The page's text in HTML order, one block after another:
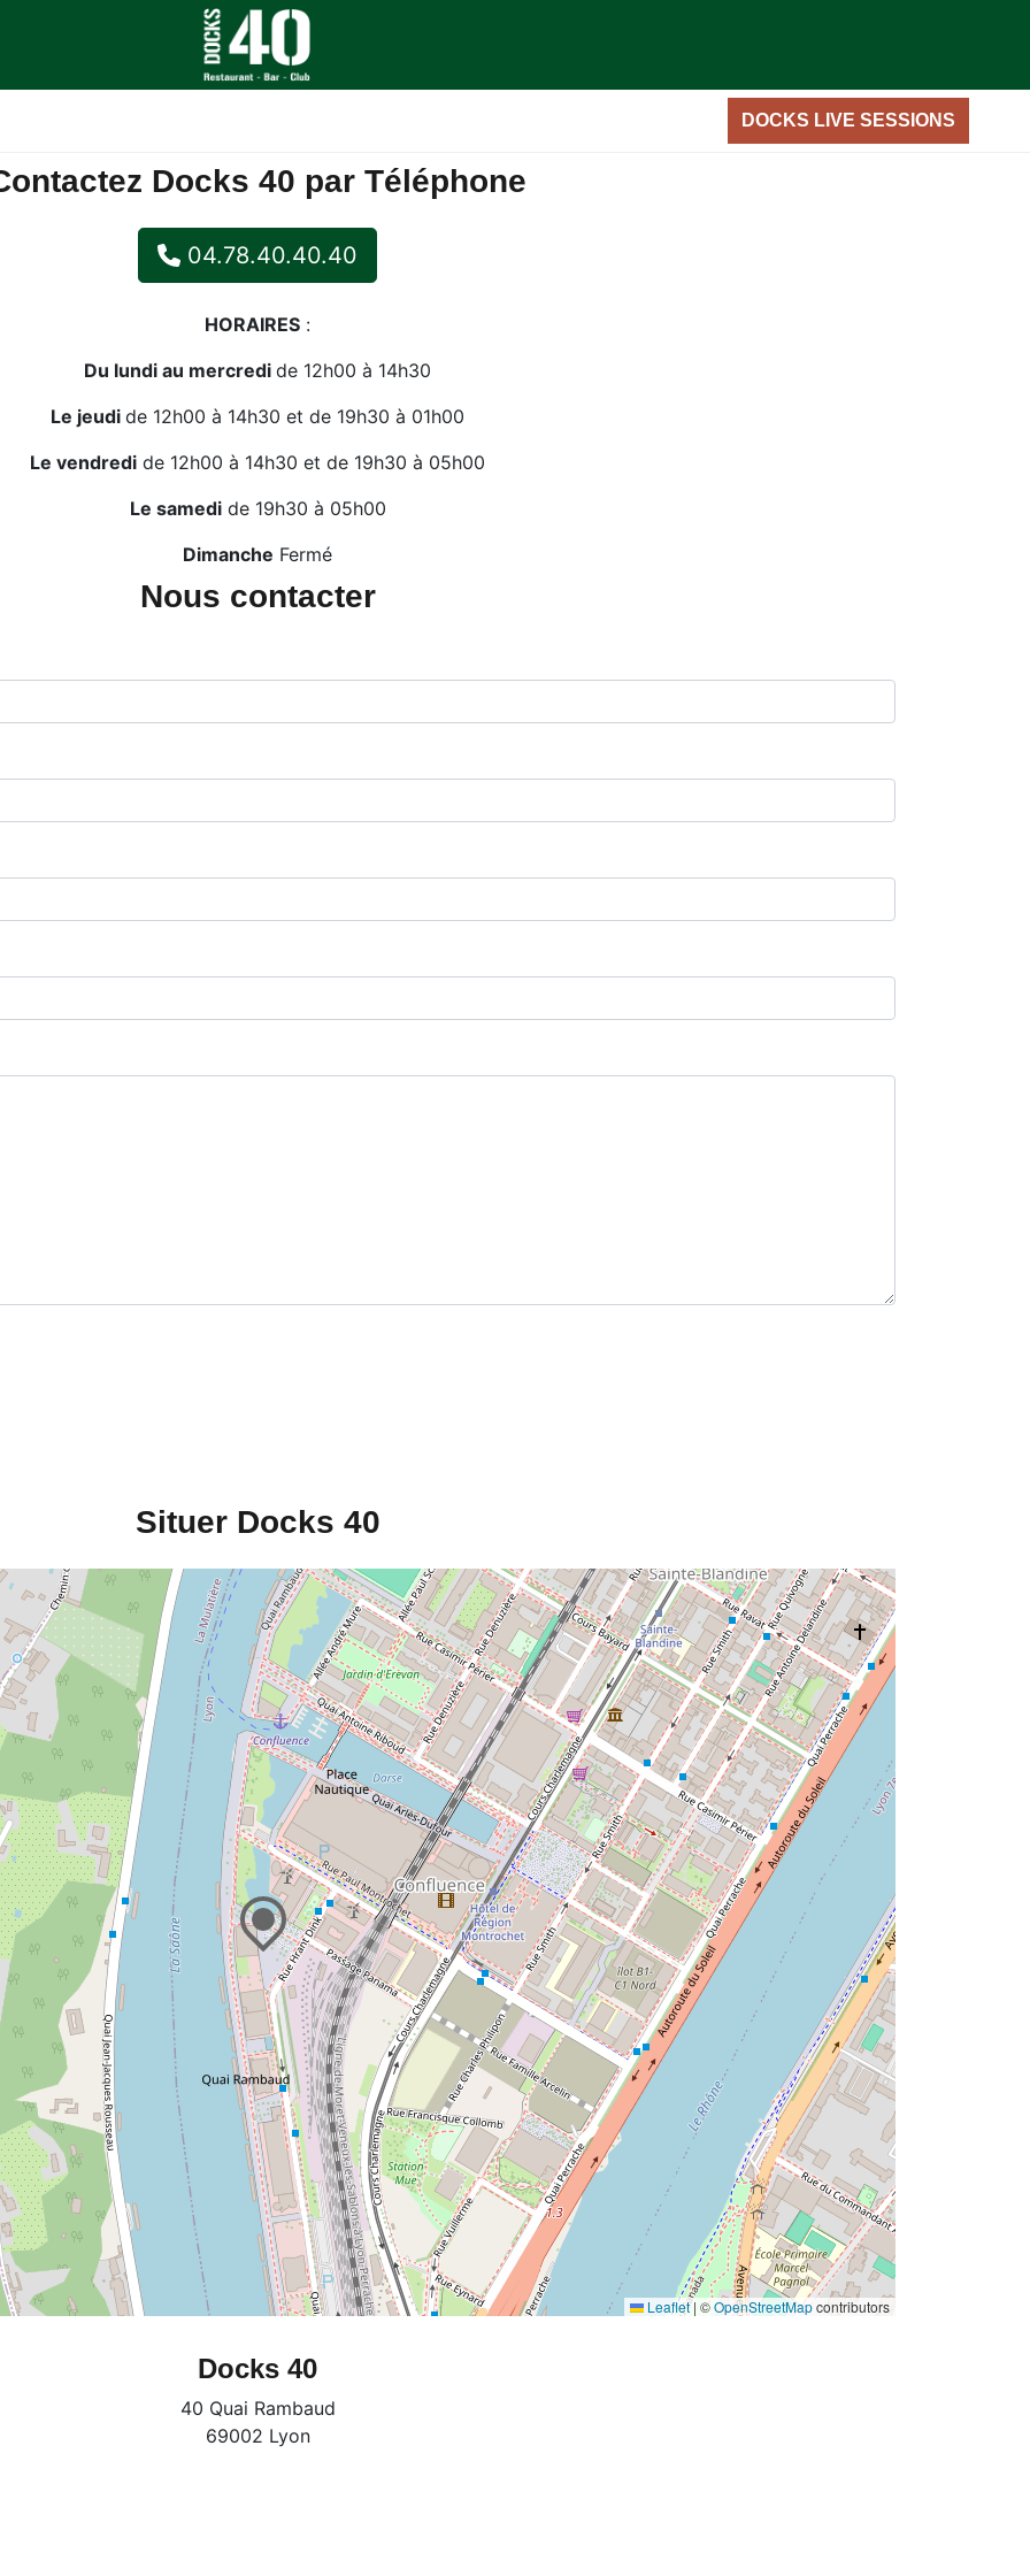
DOCKS LIVE SESSIONS
Docks 40 par Téléphone
04.78.40.40.40
HORAIRES :
Du lundi au mercredi de 12h00 à 14h30
Le jeudi de 12h00 à 14h30 et de 19h30 à 01h00
Le vendredi de 12h00 à 14h30 et de 19h30 à 05h00
Le samedide 19h30 à 05h00
Dimanche Fermé
Nous contacter
Situer Docks 40
Leaflet | ©OpenStreetMapcontributors
Docks 40
40 Quai Rambaud
69002 Lyon